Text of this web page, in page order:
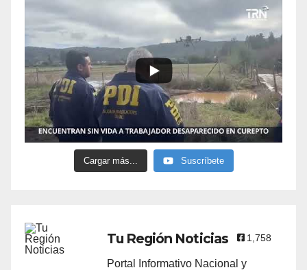
Cargar más... Suscríbete
Tu Región Noticias 1,758
Portal Informativo Nacional y